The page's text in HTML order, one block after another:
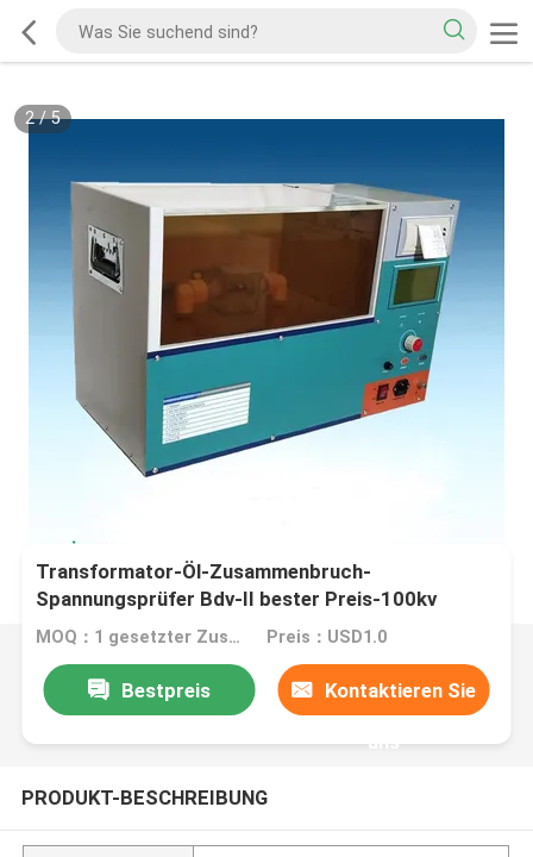
2/5
Transformator-Öl-Zusammenbruch-
Spannungsprüfer Bdv-II bester Preis-100kv
MOQ：1 gesetzter Zusammenbruch-Spannungsprüfer Preis：USD1.0
Bestpreis Kontaktieren Sie
uns
PRODUKT-BESCHREIBUNG